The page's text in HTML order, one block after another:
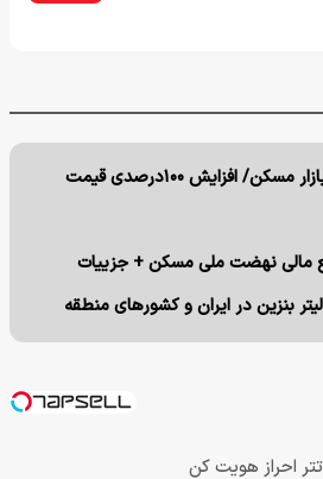
عقب‌نشینی سازندگان از بازار مسکن/ افزایش ۱۰۰درصدی قیمت
مالی نهضت ملی مسکن + جزییات
بنزین در ایران و کشورهای منطقه